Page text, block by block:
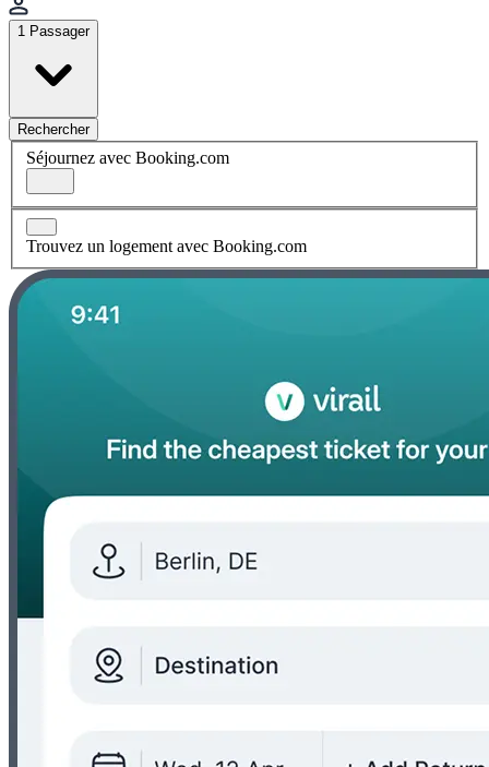
1 Passager
Rechercher
Séjournez avec Booking.com
Trouvez un logement avec Booking.com